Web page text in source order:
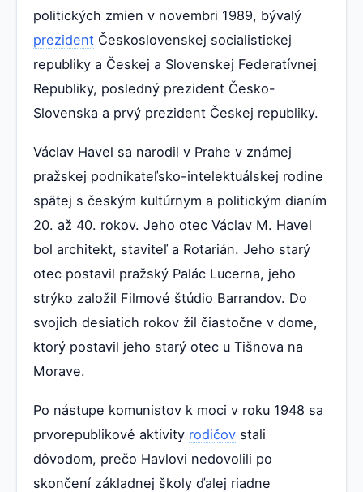
politických zmien v novembri 1989, bývalý
prezident Československej socialistickej
republiky a Českej a Slovenskej Federatívnej
Republiky, posledný prezident Česko-
Slovenska a prvý prezident Českej republiky.
Václav Havel sa narodil v Prahe v známej
pražskej podnikateľsko-intelektuálskej rodine
spätej s českým kultúrnym a politickým dianím
20. až 40. rokov. Jeho otec Václav M. Havel
bol architekt, staviteľ a Rotarián. Jeho starý
otec postavil pražský Palác Lucerna, jeho
strýko založil Filmové štúdio Barrandov. Do
svojich desiatich rokov žil čiastočne v dome,
ktorý postavil jeho starý otec u Tišnova na
Morave.
Po nástupe komunistov k moci v roku 1948 sa
prvorepublikové aktivity rodičov stali
dôvodom, prečo Havlovi nedovolili po
skončení základnej školy ďalej riadne